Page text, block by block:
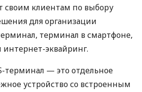
своим клиентам по выбору
для организации
терминал в смартфоне,
интернет-эквайринг.
терминал — это отдельное
устройство со встроенным